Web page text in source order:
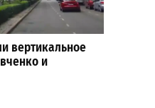
вертикальное
и